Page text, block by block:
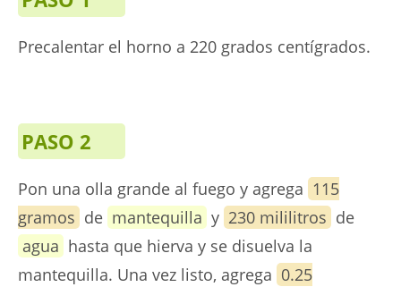
Precalentar el horno a 220 grados centígrados.
PASO 2
Pon una olla grande al fuego y agrega 115
gramos de mantequilla y 230 mililitros de
agua hasta que hierva y se disuelva la
mantequilla. Una vez listo, agrega 0.25